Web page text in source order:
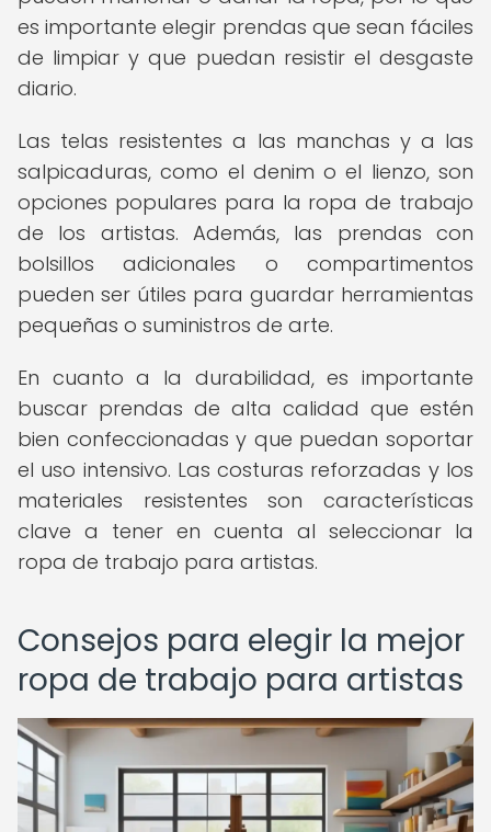
es importante elegir prendas que sean fáciles
de limpiar y que puedan resistir el desgaste
diario.
Las telas resistentes a las manchas y a las
salpicaduras, como el denim o el lienzo, son
opciones populares para la ropa de trabajo
de los artistas. Además, las prendas con
bolsillos adicionales o compartimentos
pueden ser útiles para guardar herramientas
pequeñas o suministros de arte.
En cuanto a la durabilidad, es importante
buscar prendas de alta calidad que estén
bien confeccionadas y que puedan soportar
el uso intensivo. Las costuras reforzadas y los
materiales resistentes son características
clave a tener en cuenta al seleccionar la
ropa de trabajo para artistas.
Consejos para elegir la mejor
ropa de trabajo para artistas